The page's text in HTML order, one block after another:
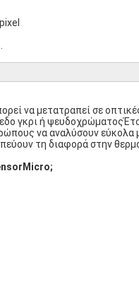
να μετατραπεί σε
γκρι ή
να αναλύσουν εύκολα
τη διαφορά στην